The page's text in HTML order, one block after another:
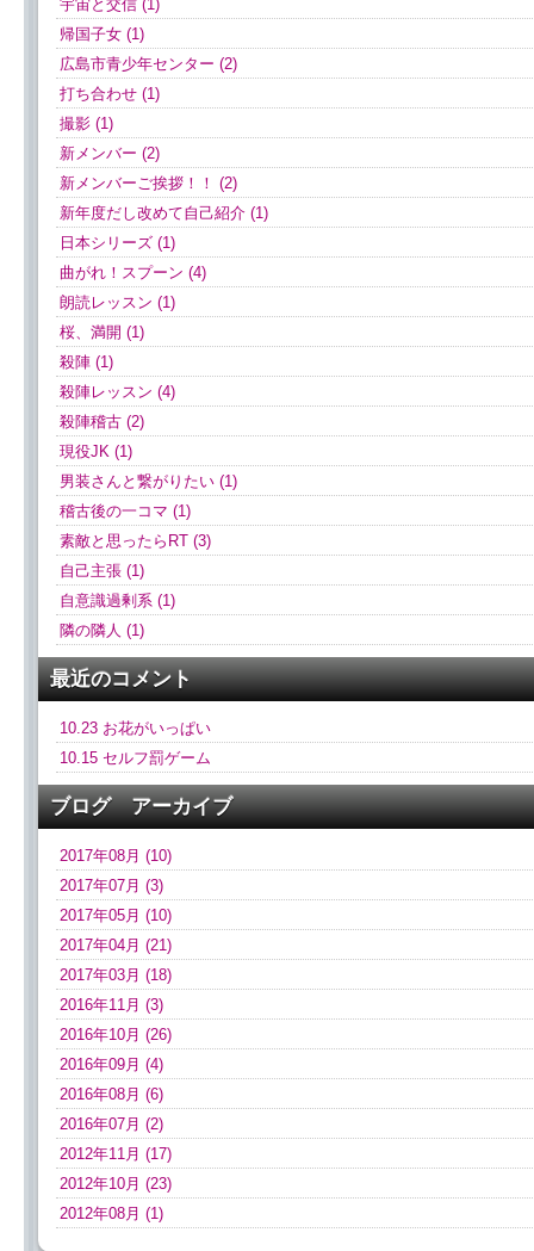
宇宙と交信 (1)
帰国子女 (1)
広島市青少年センター (2)
打ち合わせ (1)
撮影 (1)
新メンバー (2)
新メンバーご挨拶！！ (2)
新年度だし改めて自己紹介 (1)
日本シリーズ (1)
曲がれ！スプーン (4)
朗読レッスン (1)
桜、満開 (1)
殺陣 (1)
殺陣レッスン (4)
殺陣稽古 (2)
現役JK (1)
男装さんと繋がりたい (1)
稽古後の一コマ (1)
素敵と思ったらRT (3)
自己主張 (1)
自意識過剰系 (1)
隣の隣人 (1)
最近のコメント
10.23 お花がいっぱい
10.15 セルフ罰ゲーム
ブログ アーカイブ
2017年08月 (10)
2017年07月 (3)
2017年05月 (10)
2017年04月 (21)
2017年03月 (18)
2016年11月 (3)
2016年10月 (26)
2016年09月 (4)
2016年08月 (6)
2016年07月 (2)
2012年11月 (17)
2012年10月 (23)
2012年08月 (1)